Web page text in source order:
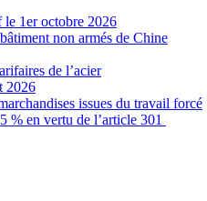
le 1er octobre 2026
non armés de Chine
de l’acier
2026
issues du travail forcé
% en vertu de l’article 301